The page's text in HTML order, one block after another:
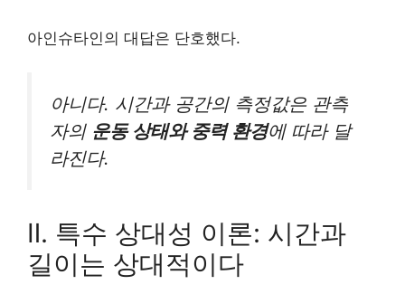
아인슈타인의 대답은 단호했다.
아니다. 시간과 공간의 측정값은 관측
자의 운동 상태와 중력 환경에 따라 달
라진다.
Ⅱ. 특수 상대성 이론: 시간과
길이는 상대적이다